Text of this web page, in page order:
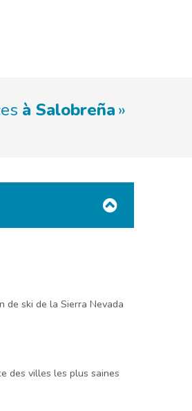
à Salobreña
ski de la Sierra Nevada
des villes les plus saines